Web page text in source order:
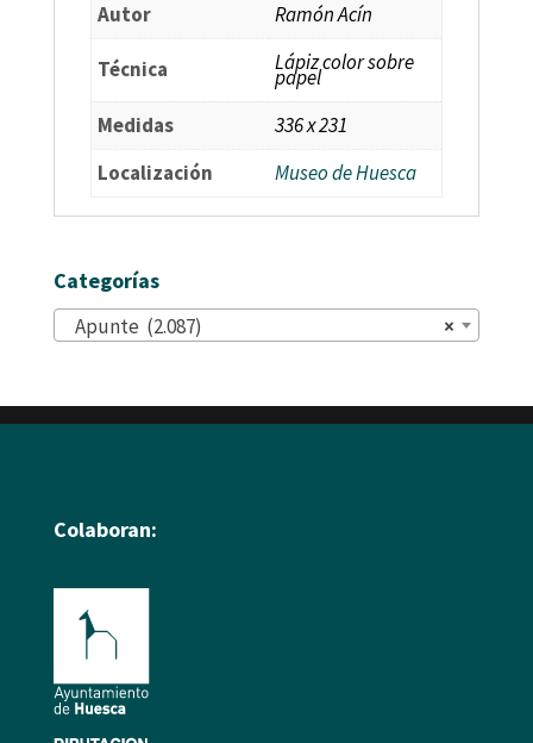
Autor
Ramón Acín
Técnica Lápiz color sobre
papel
Medidas
336 x 231
Localización
Museo de Huesca
Categorías
×
Apunte (2.087)
Colaboran: